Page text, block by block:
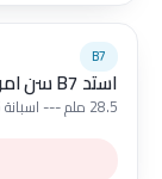
B7
استد B7 سن امريكي 200 * 1/8-1 انج
28.5 ملم --- اسبانة 45